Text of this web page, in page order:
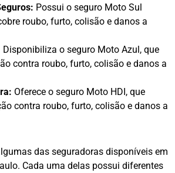
Possui o seguro Moto Sul
roubo, furto, colisão e danos a
Disponibiliza o seguro Moto Azul, que
contra roubo, furto, colisão e danos a
Oferece o seguro Moto HDI, que
contra roubo, furto, colisão e danos a
das seguradoras disponíveis em
Cada uma delas possui diferentes